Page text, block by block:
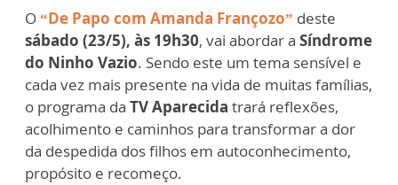
O“De Papo com Amanda Françozo” deste
sábado (23/5), às 19h30, vai abordar a Síndrome
do Ninho Vazio. Sendo este um tema sensível e
cada vez mais presente na vida de muitas famílias,
o programa da TV Aparecida trará reflexões,
acolhimento e caminhos para transformar a dor
da despedida dos filhos em autoconhecimento,
propósito e recomeço.